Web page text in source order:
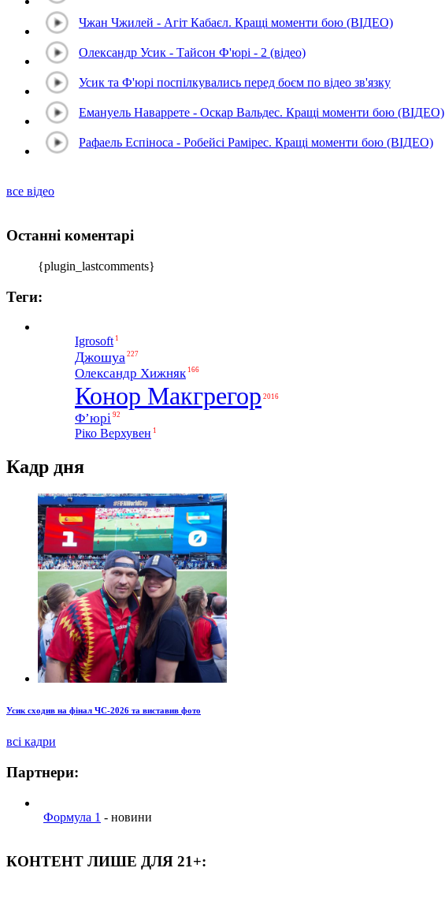
Чжан Чжилей - Агіт Кабаєл. Кращі моменти бою (ВІДЕО)
Олександр Усик - Тайсон Ф'юрі - 2 (відео)
Усик та Ф'юрі поспілкувались перед боєм по відео зв'язку
Емануель Наваррете - Оскар Вальдес. Кращі моменти бою (ВІДЕО)
Рафаель Еспіноса - Робейсі Рамірес. Кращі моменти бою (ВІДЕО)
все відео
Останні коментарі
{plugin_lastcomments}
Теги:
Igrosoft 1
Джошуа 227
Олександр Хижняк 166
Конор Макгрегор 2016
Ф’юрі 92
Ріко Верхувен 1
Кадр дня
Усик сходив на фінал ЧС-2026 та виставив фото
всі кадри
Партнери:
Формула 1 - новини
КОНТЕНТ ЛИШЕ ДЛЯ 21+: